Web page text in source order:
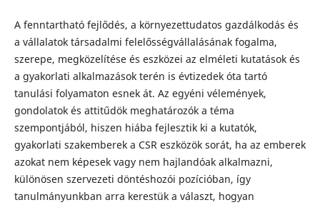
A fenntartható fejlődés, a környezettudatos gazdálkodás és
a vállalatok társadalmi felelősségvállalásának fogalma,
szerepe, megközelítése és eszközei az elméleti kutatások és
a gyakorlati alkalmazások terén is évtizedek óta tartó
tanulási folyamaton esnek át. Az egyéni vélemények,
gondolatok és attitűdök meghatározók a téma
szempontjából, hiszen hiába fejlesztik ki a kutatók,
gyakorlati szakemberek a CSR eszközök sorát, ha az emberek
azokat nem képesek vagy nem hajlandóak alkalmazni,
különösen szervezeti döntéshozói pozícióban, így
tanulmányunkban arra kerestük a választ, hogyan